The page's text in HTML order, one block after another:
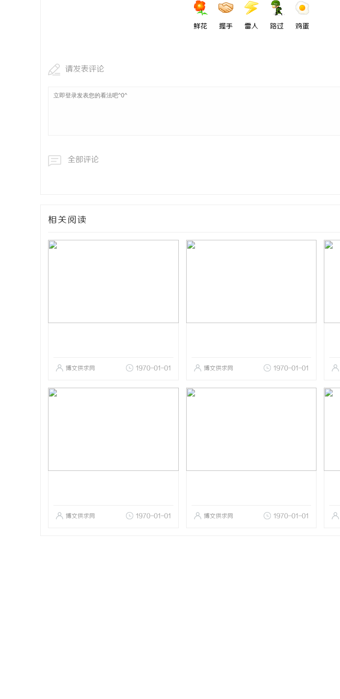
鲜花 握手 雷人 路过 鸡蛋
请发表评论
全部评论
相关阅读
博文供求网 1970-01-01 博文供求网 1970-01-01
博文供求网 1970-01-01 博文供求网 1970-01-01